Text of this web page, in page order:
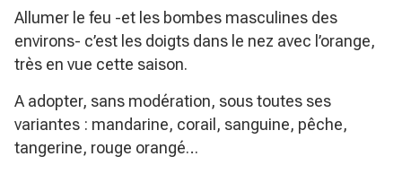
Allumer le feu -et les bombes masculines des
environs- c’est les doigts dans le nez avec l’orange,
très en vue cette saison.
A adopter, sans modération, sous toutes ses
variantes : mandarine, corail, sanguine, pêche,
tangerine, rouge orangé…